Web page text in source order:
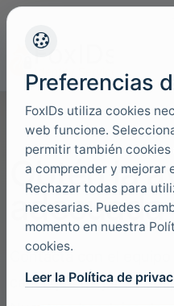
Obtén la
adecuada
Contacta con el
canal que mejor se
Preferencias
FoxIDs utiliza cookies
web funcione.
permitir también
a comprender y mejorar
Rechazar todas para
necesarias. Puedes
momento en nuestra
cookies.
Leer la Política de